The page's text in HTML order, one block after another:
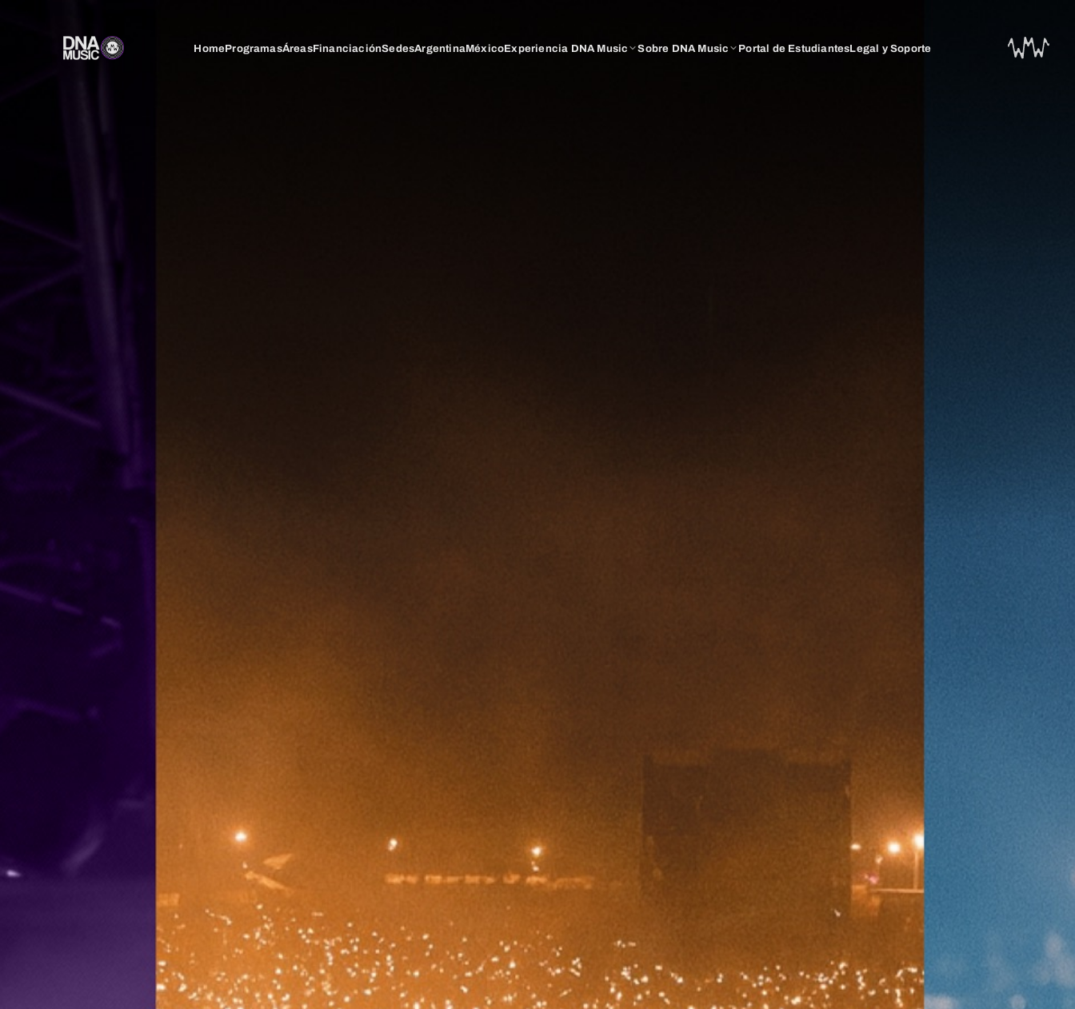
HomeProgramasÁreasFinanciaciónSedesArgentinaMéxicoExperiencia DNA Music Sobre DNA Music Portal de EstudiantesLegal y Soporte